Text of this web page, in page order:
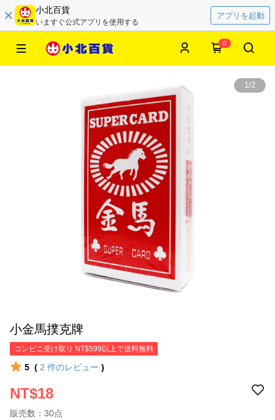
小北百貨
いますぐ公式アプリを使用する
アプリを起動
0
1/2
小金馬撲克牌
コンビニ受け取り NT$599以上で送料無料
5 ( 2 件のレビュー )
NT$18
販売数：30点